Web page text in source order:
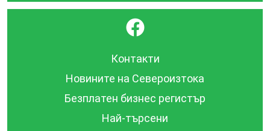
}
Контакти
Новините на Североизтока
Безплатен бизнес регистър
Най-търсени